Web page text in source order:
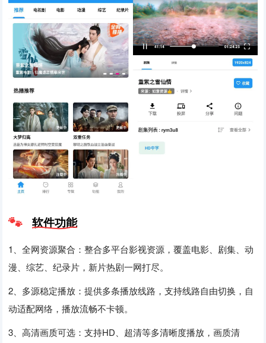
软件功能
1、全网资源聚合：整合多平台影视资源，覆盖电影、剧集、动
漫、综艺、纪录片，新片热剧一网打尽。
2、多源稳定播放：提供多条播放线路，支持线路自由切换，自
动适配网络，播放流畅不卡顿。
3、高清画质可选：支持HD、超清等多清晰度播放，画质清